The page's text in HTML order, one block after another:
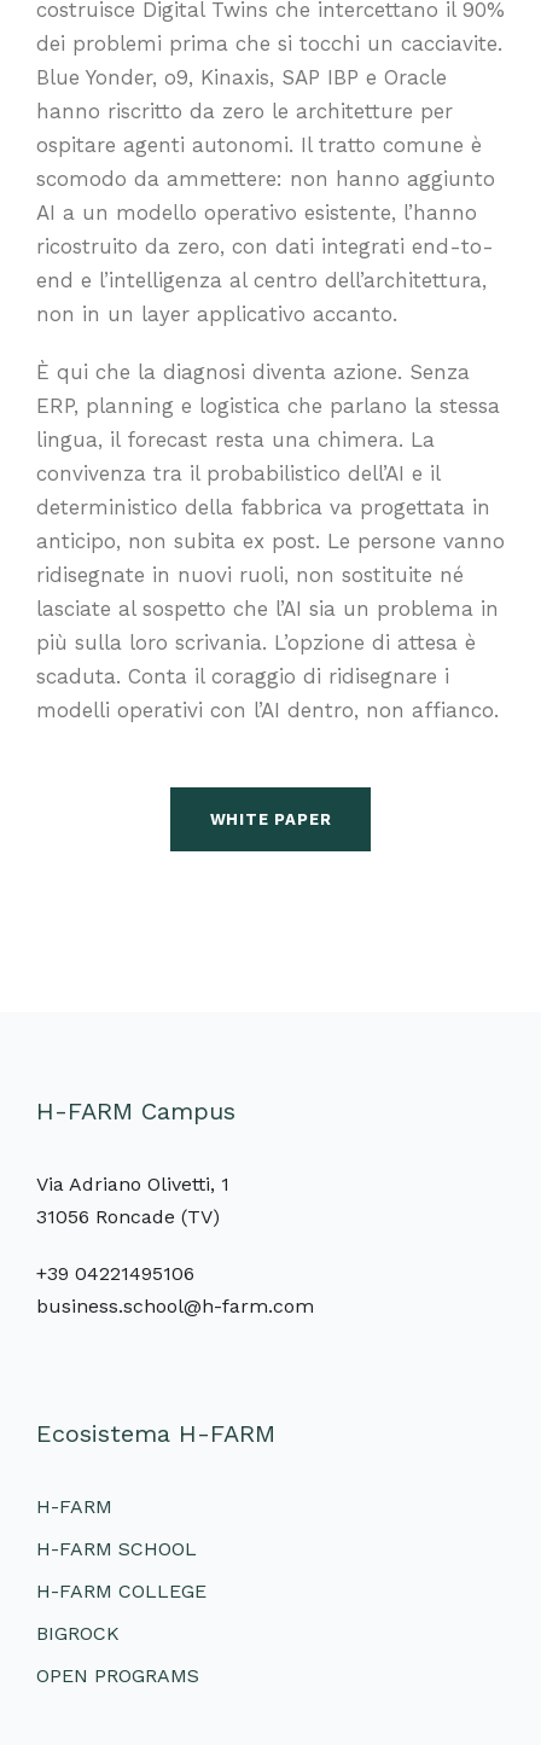
costruisce Digital Twins che intercettano il 90%
dei problemi prima che si tocchi un cacciavite.
Blue Yonder, o9, Kinaxis, SAP IBP e Oracle
hanno riscritto da zero le architetture per
ospitare agenti autonomi. Il tratto comune è
scomodo da ammettere: non hanno aggiunto
AI a un modello operativo esistente, l’hanno
ricostruito da zero, con dati integrati end-to-
end e l’intelligenza al centro dell’architettura,
non in un layer applicativo accanto.
È qui che la diagnosi diventa azione. Senza
ERP, planning e logistica che parlano la stessa
lingua, il forecast resta una chimera. La
convivenza tra il probabilistico dell’AI e il
deterministico della fabbrica va progettata in
anticipo, non subita ex post. Le persone vanno
ridisegnate in nuovi ruoli, non sostituite né
lasciate al sospetto che l’AI sia un problema in
più sulla loro scrivania. L’opzione di attesa è
scaduta. Conta il coraggio di ridisegnare i
modelli operativi con l’AI dentro, non affianco.
WHITE PAPER
H-FARM Campus
Via Adriano Olivetti, 1
31056 Roncade (TV)
+39 04221495106
business.school@h-farm.com
Ecosistema H-FARM
H-FARM
H-FARM SCHOOL
H-FARM COLLEGE
BIGROCK
OPEN PROGRAMS